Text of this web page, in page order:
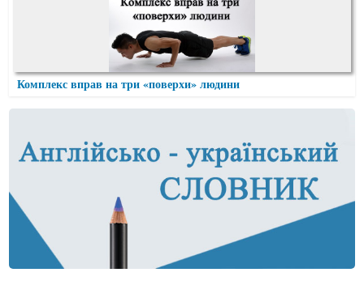
Комплекс вправ на три «поверхи» людини